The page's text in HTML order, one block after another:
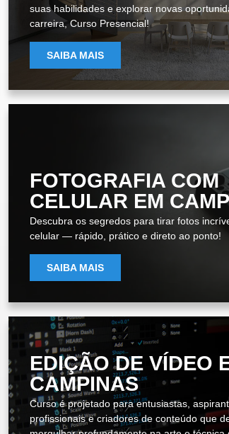
suas habilidades e explorar novas
carreira, Curso Presencial!
SAIBA MAIS
FOTOGRAFIA COM
CELULAR EM
Descubra os segredos para tirar fotos
celular — rápido, prático e direto ao ponto!
SAIBA MAIS
EDIÇÃO DE VÍDEO
CAMPINAS
Curso é projetado para entusiastas,
profissionais e criadores de conteúdo que